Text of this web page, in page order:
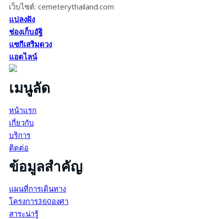
เว็บไซต์: cemeterythailand.com
แปลงฝัง
ช่องเก็บอัฐิ
แซกีเสริมดวง
แอดไลน์
เมนูลัด
หน้าแรก
เกี่ยวกับ
บริการ
ติดต่อ
ข้อมูลสำคัญ
แผนที่การเดินทาง
โครงการ360องศา
สาระน่ารู้